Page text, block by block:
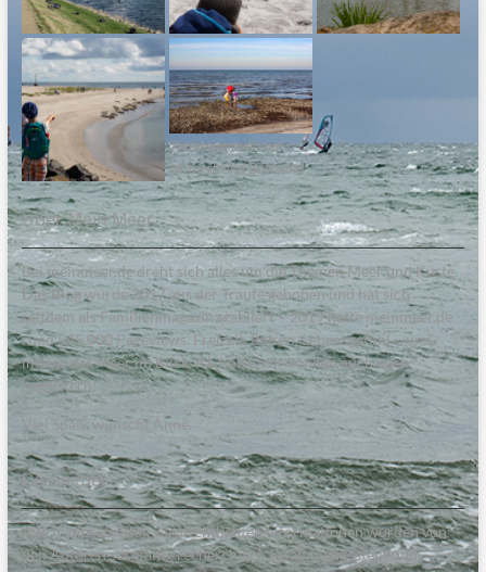
Steinesammeln am
Naturstrand Bottsand
Über Mein:Meer
Bei meinmeer.de dreht sich alles um die Themen Meer und Küste.
Das Blog wurde 2017 aus der Traufe gehoben und hat sich
seitdem als Familienmagazin etabliert – 2019 hatte meinmeer.de
rund 545.000 Pageviews. Freizeit, Reisen, Lebensgefühl – und
immer das Meer im Blick. Ich hoffe, wir können auch euch
begeistern!
Viel Spaß, wünscht Anne.
Disclaimer
Alle in diesem Blog veröffentlichten Informationen wurden von
den Autoren sorgfältig recherchiert, zusammengestellt und